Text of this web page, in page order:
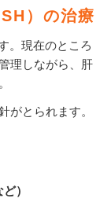
）の治療
。現在のところ
理しながら、肝
がとられます。
）